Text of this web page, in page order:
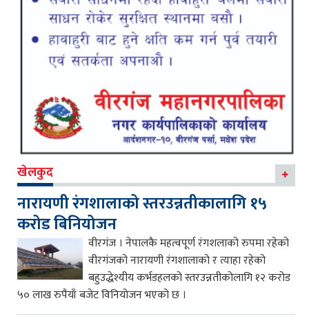
खेलकुद
नारायणी रंगशालाको स्तरउन्नतीकालागि १५
करोड बिनियोजन
वीरगंज । नेपालकै महत्वपूर्ण रंगशलाको रुपमा रहेको
वीरगंजको नारायणी रंगशालाको र त्याहा रहेको
बहुउद्धेश्यीय कर्भडहलको स्तरउन्नतीकोलागि १२ करोड
५० लाख रुपैयाँ बजेट विनियोजन भएको छ ।